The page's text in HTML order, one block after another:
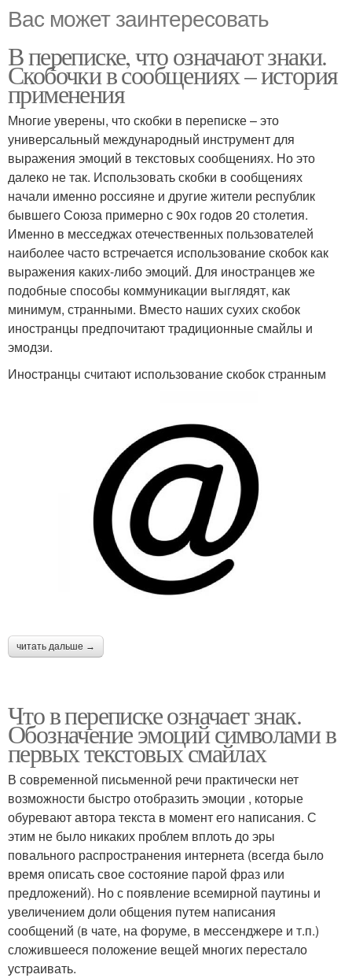
Вас может заинтересовать
В переписке, что означают знаки.
Скобочки в сообщениях – история
применения
Многие уверены, что скобки в переписке – это
универсальный международный инструмент для
выражения эмоций в текстовых сообщениях. Но это
далеко не так. Использовать скобки в сообщениях
начали именно россияне и другие жители республик
бывшего Союза примерно с 90х годов 20 столетия.
Именно в месседжах отечественных пользователей
наиболее часто встречается использование скобок как
выражения каких-либо эмоций. Для иностранцев же
подобные способы коммуникации выглядят, как
минимум, странными. Вместо наших сухих скобок
иностранцы предпочитают традиционные смайлы и
эмодзи.
Иностранцы считают использование скобок странным
читать дальше →
Что в переписке означает знак.
Обозначение эмоций символами в
первых текстовых смайлах
В современной письменной речи практически нет
возможности быстро отобразить эмоции , которые
обуревают автора текста в момент его написания. С
этим не было никаких проблем вплоть до эры
повального распространения интернета (всегда было
время описать свое состояние парой фраз или
предложений). Но с появление всемирной паутины и
увеличением доли общения путем написания
сообщений (в чате, на форуме, в мессенджере и т.п.)
сложившееся положение вещей многих перестало
устраивать.